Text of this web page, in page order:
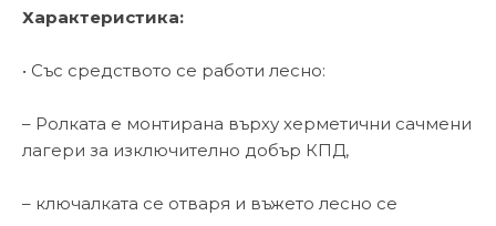
Характеристика:
• Със средството се работи лесно:
– Ролката е монтирана върху херметични сачмени
лагери за изключително добър КПД,
– ключалката се отваря и въжето лесно се